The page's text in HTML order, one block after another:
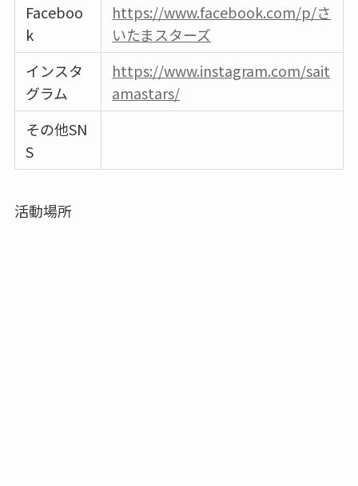
Faceboo
k
https://www.facebook.com/p/さ
いたまスターズ
インスタ
グラム
https://www.instagram.com/sait
amastars/
その他SN
S
活動場所